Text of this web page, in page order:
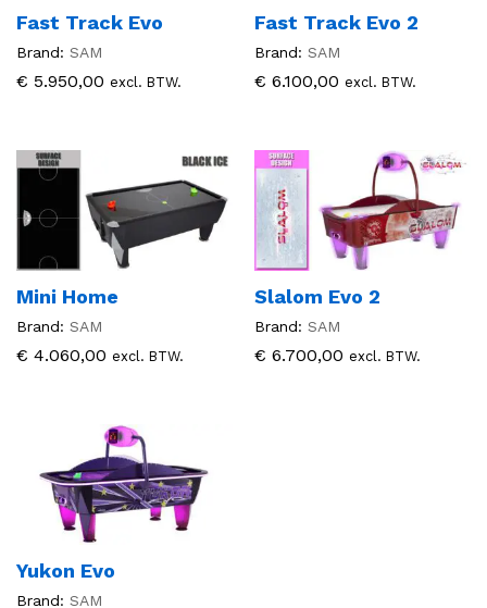
Fast Track Evo
Brand: SAM
€ 5.950,00 excl. BTW.
Fast Track Evo 2
Brand: SAM
€ 6.100,00 excl. BTW.
Mini Home
Brand: SAM
€ 4.060,00 excl. BTW.
Slalom Evo 2
Brand: SAM
€ 6.700,00 excl. BTW.
Yukon Evo
Brand: SAM